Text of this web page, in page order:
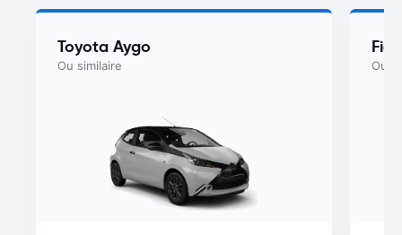
Toyota Aygo
Ou similaire Ou